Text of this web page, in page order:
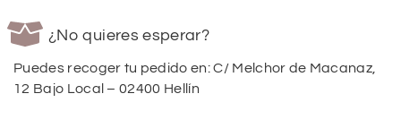
¿No quieres esperar?
Puedes recoger tu pedido en: C/ Melchor de Macanaz,
12 Bajo Local – 02400 Hellín